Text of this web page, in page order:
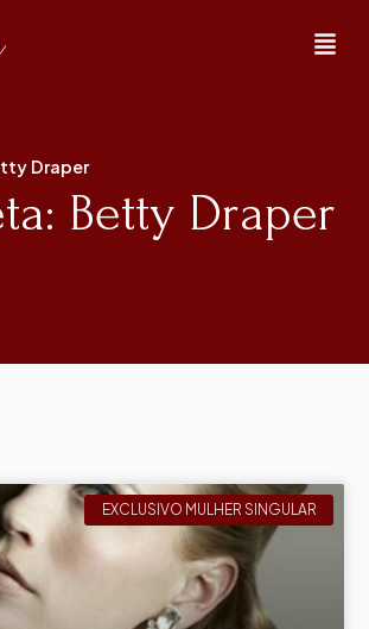
Draper
Betty Draper
EXCLUSIVO MULHER SINGULAR